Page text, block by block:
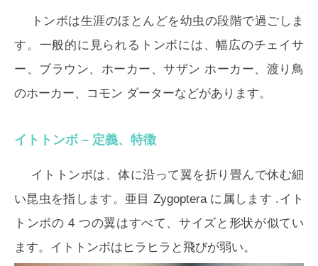
トンボは生涯のほとんどを幼虫の段階で過ごしま
す。一般的に見られるトンボには、幅広のチェイサ
ー、ブラウン、ホーカー、サザン ホーカー、渡り鳥
のホーカー、コモン ダーターなどがあります。
イトトンボ – 定義、特徴
イトトンボは、体に沿って翼を折り畳んで休む細
い昆虫を指します。亜目 Zygopteraに属します .イト
トンボの 4 つの翼はすべて、サイズと形状が似てい
ます。イトトンボはヒラヒラと飛びが弱い。